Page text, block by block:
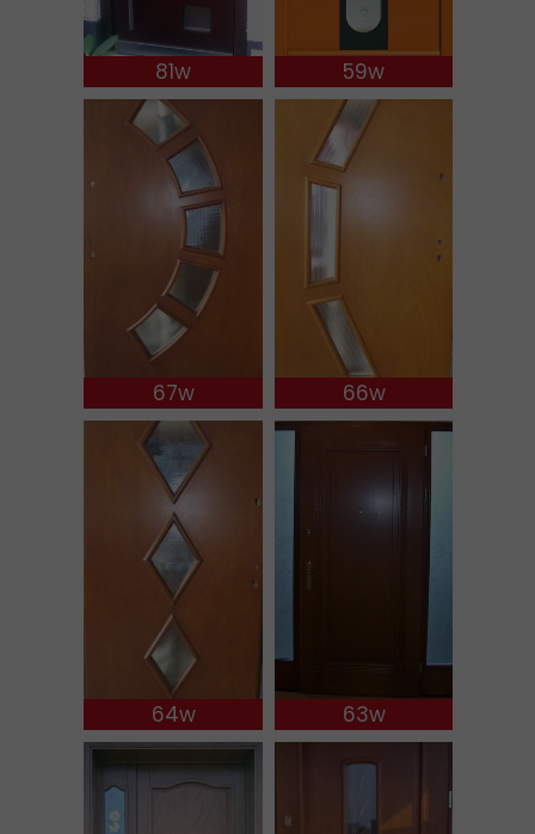
81w 59w
67w 66w
64w 63w